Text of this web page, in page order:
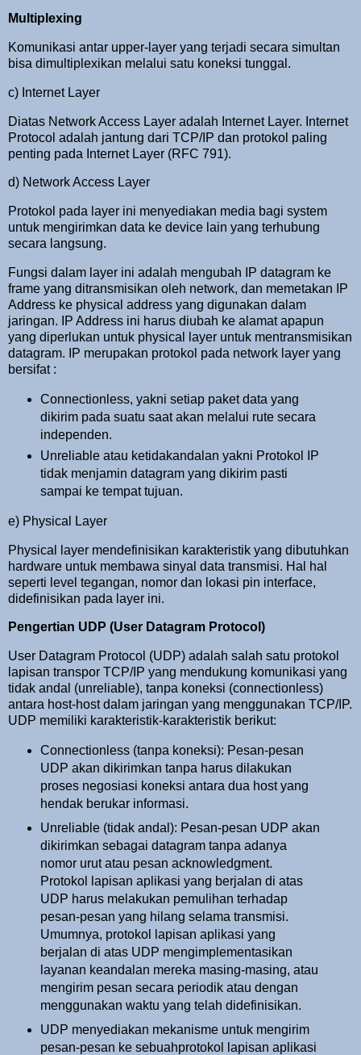
Multiplexing
Komunikasi antar upper-layer yang terjadi secara simultan
bisa dimultiplexikan melalui satu koneksi tunggal.
c) Internet Layer
Diatas Network Access Layer adalah Internet Layer. Internet
Protocol adalah jantung dari TCP/IP dan protokol paling
penting pada Internet Layer (RFC 791).
d) Network Access Layer
Protokol pada layer ini menyediakan media bagi system
untuk mengirimkan data ke device lain yang terhubung
secara langsung.
Fungsi dalam layer ini adalah mengubah IP datagram ke
frame yang ditransmisikan oleh network, dan memetakan IP
Address ke physical address yang digunakan dalam
jaringan. IP Address ini harus diubah ke alamat apapun
yang diperlukan untuk physical layer untuk mentransmisikan
datagram. IP merupakan protokol pada network layer yang
bersifat :
Connectionless, yakni setiap paket data yang
dikirim pada suatu saat akan melalui rute secara
independen.
Unreliable atau ketidakandalan yakni Protokol IP
tidak menjamin datagram yang dikirim pasti
sampai ke tempat tujuan.
e) Physical Layer
Physical layer mendefinisikan karakteristik yang dibutuhkan
hardware untuk membawa sinyal data transmisi. Hal hal
seperti level tegangan, nomor dan lokasi pin interface,
didefinisikan pada layer ini.
Pengertian UDP (User Datagram Protocol)
User Datagram Protocol (UDP) adalah salah satu protokol
lapisan transpor TCP/IP yang mendukung komunikasi yang
tidak andal (unreliable), tanpa koneksi (connectionless)
antara host-host dalam jaringan yang menggunakan TCP/IP.
UDP memiliki karakteristik-karakteristik berikut:
Connectionless (tanpa koneksi): Pesan-pesan
UDP akan dikirimkan tanpa harus dilakukan
proses negosiasi koneksi antara dua host yang
hendak berukar informasi.
Unreliable (tidak andal): Pesan-pesan UDP akan
dikirimkan sebagai datagram tanpa adanya
nomor urut atau pesan acknowledgment.
Protokol lapisan aplikasi yang berjalan di atas
UDP harus melakukan pemulihan terhadap
pesan-pesan yang hilang selama transmisi.
Umumnya, protokol lapisan aplikasi yang
berjalan di atas UDP mengimplementasikan
layanan keandalan mereka masing-masing, atau
mengirim pesan secara periodik atau dengan
menggunakan waktu yang telah didefinisikan.
UDP menyediakan mekanisme untuk mengirim
pesan-pesan ke sebuahprotokol lapisan aplikasi